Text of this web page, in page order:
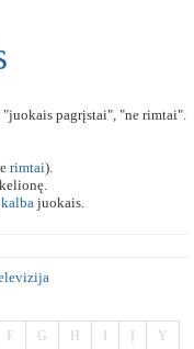
pagrįstai", "ne rimtai".
rimtai).
kalba juokais.
F G H Y